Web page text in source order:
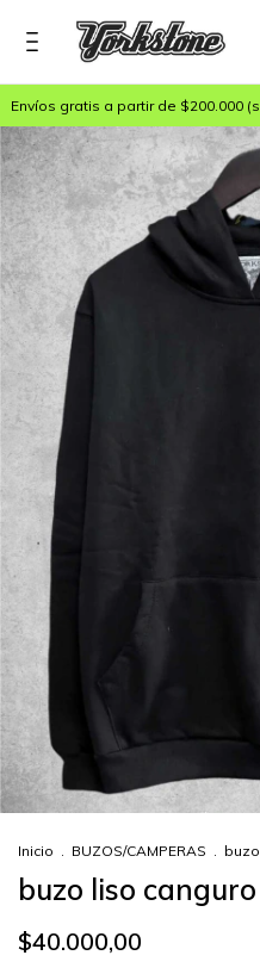
gratis a partir de $200.000
Inicio . BUZOS/CAMPERAS .
buzo liso canguro
$40.000,00